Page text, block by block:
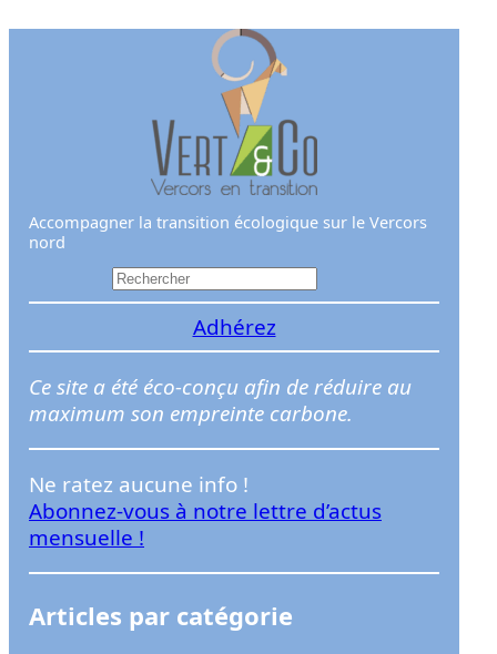
Accompagner la transition écologique sur le Vercors
nord
e
h
e
r
e
r
Adhérez
Ce site a été éco-conçu afin de réduire au
maximum son empreinte carbone.
Ne ratez aucune info !
Abonnez-vous à notre lettre d’actus
mensuelle !
Articles par catégorie